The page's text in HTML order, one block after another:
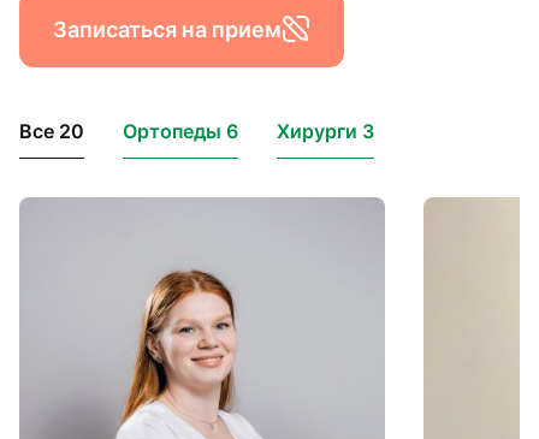
Записаться на прием
Все 20 Ортопеды 6 Хирурги 3